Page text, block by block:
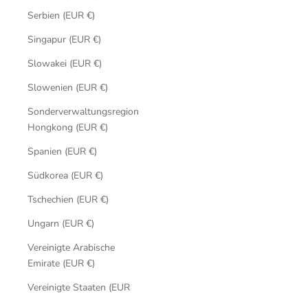
Serbien (EUR €)
Singapur (EUR €)
Slowakei (EUR €)
Slowenien (EUR €)
Sonderverwaltungsregion
Hongkong (EUR €)
Spanien (EUR €)
Südkorea (EUR €)
Tschechien (EUR €)
Ungarn (EUR €)
Vereinigte Arabische
Emirate (EUR €)
Vereinigte Staaten (EUR